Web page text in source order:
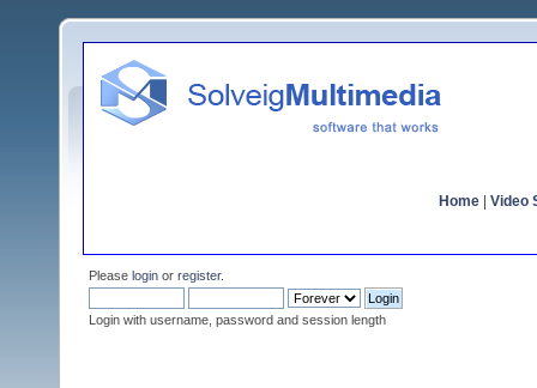
Home Video
Please login or register.
Login with username, password and session length